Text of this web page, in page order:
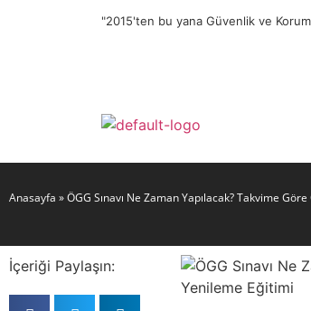
"2015'ten bu yana Güvenlik ve
Anasayfa »ÖGG Sınavı Ne Zaman Yapılacak? Takvime
İçeriği Paylaşın: